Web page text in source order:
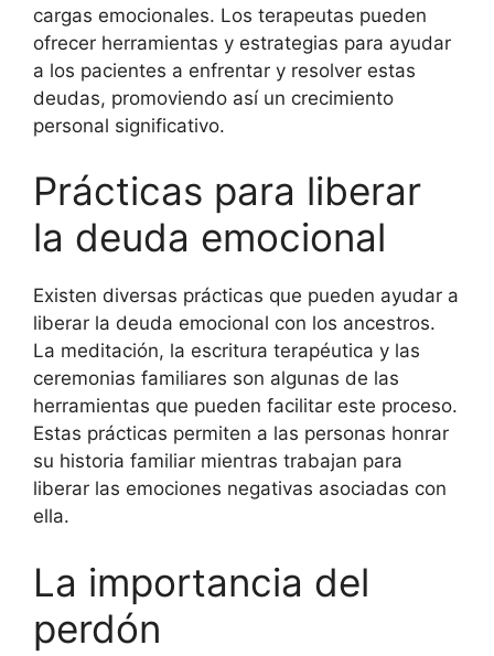
cargas emocionales. Los terapeutas pueden
ofrecer herramientas y estrategias para ayudar
a los pacientes a enfrentar y resolver estas
deudas, promoviendo así un crecimiento
personal significativo.
Prácticas para liberar
la deuda emocional
Existen diversas prácticas que pueden ayudar a
liberar la deuda emocional con los ancestros.
La meditación, la escritura terapéutica y las
ceremonias familiares son algunas de las
herramientas que pueden facilitar este proceso.
Estas prácticas permiten a las personas honrar
su historia familiar mientras trabajan para
liberar las emociones negativas asociadas con
ella.
La importancia del
perdón